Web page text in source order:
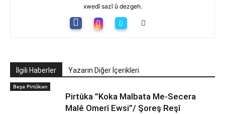
xwedî sazî û dezgeh.
İlgili Haberler Yazarın Diğer İçerikleri
Beşa Pirtûkan
Pirtûka ”Koka Malbata Me-Secera
Malê Omerî Ewsi”/ Şoreş Reşî